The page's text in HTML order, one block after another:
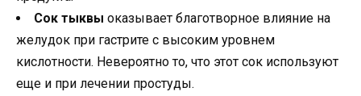
Сок тыквы оказывает благотворное влияние на
желудок при гастрите с высоким уровнем
кислотности. Невероятно то, что этот сок используют
еще и при лечении простуды.